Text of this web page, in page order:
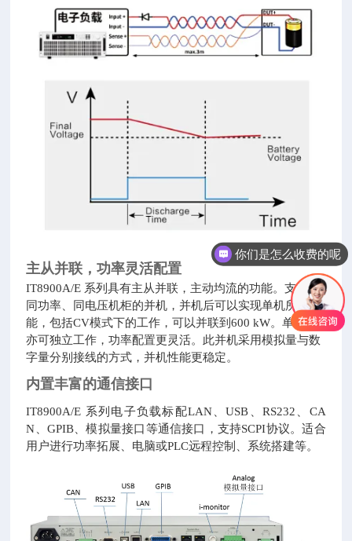
主从并联，功率灵活配置
IT8900A/E 系列具有主从并联，主动均流的功能。支持不
同功率、同电压机柜的并机，并机后可以实现单机所有功
能，包括CV模式下的工作，可以并联到600 kW。单机柜
亦可独立工作，功率配置更灵活。此并机采用模拟量与数
字量分别接线的方式，并机性能更稳定。
内置丰富的通信接口
IT8900A/E 系列电子负载标配LAN、USB、RS232、CA
N、GPIB、模拟量接口等通信接口，支持SCPI协议。适合
用户进行功率拓展、电脑或PLC远程控制、系统搭建等。
你们是怎么收费的呢